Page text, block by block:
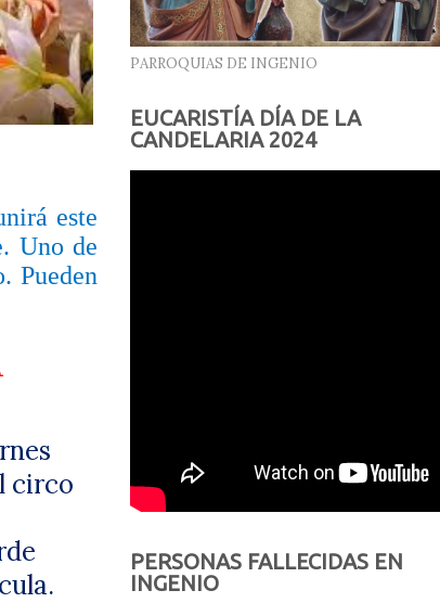
este
Uno de
Pueden
circo
PARROQUIAS DE INGENIO
EUCARISTÍA DÍA DE LA
CANDELARIA 2024
PERSONAS FALLECIDAS EN
INGENIO